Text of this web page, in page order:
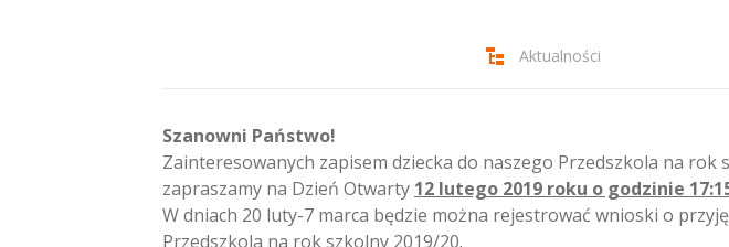
Aktualności
Szanowni Państwo!
Zainteresowanych zapisem dziecka do naszego Przedszkola na rok
zapraszamy na Dzień Otwarty 12 lutego 2019 roku o godzinie
W dniach 20 luty-7 marca będzie można rejestrować wnioski o
Przedszkola na rok szkolny 2019/20.